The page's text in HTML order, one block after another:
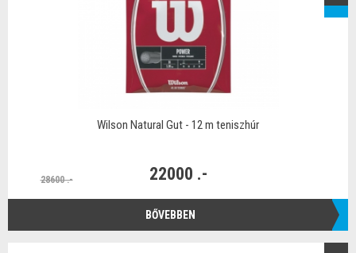
Wilson Natural Gut - 12 m teniszhúr
28600 .- 22000 .-
BŐVEBBEN